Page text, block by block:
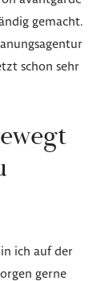
gemacht.
schon sehr
ich auf der
gerne